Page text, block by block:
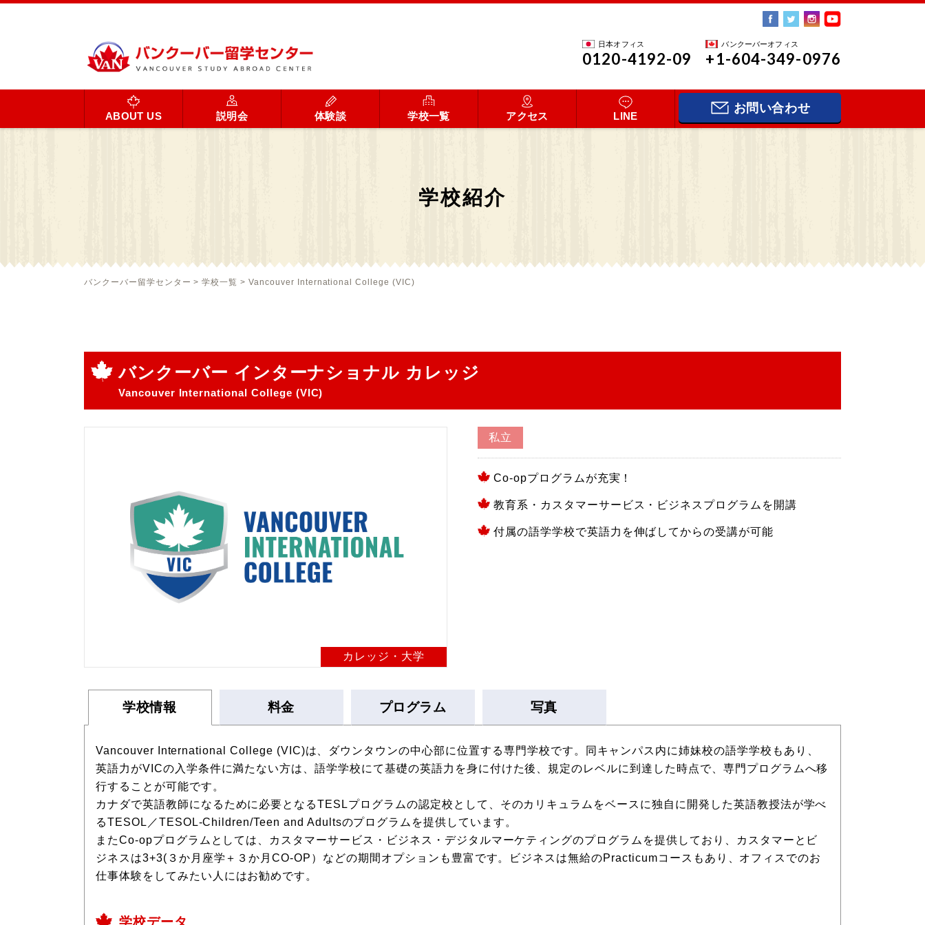
日本オフィス
0120-4192-09
バンクーバーオフィス
+1-604-349-0976
ABOUT US 説明会 体験談 学校一覧 アクセス LINE
お問い合わせ
学校紹介
バンクーバー留学センター >学校一覧 >Vancouver International College (VIC)
バンクーバー インターナショナル カレッジ
Vancouver International College (VIC)
カレッジ・大学
私立
Co-opプログラムが充実！
教育系・カスタマーサービス・ビジネスプログラムを開講
付属の語学学校で英語力を伸ばしてからの受講が可能
学校情報 料金 プログラム 写真
Vancouver International College (VIC)は、ダウンタウンの中心部に位置する専門学校です。同キャンパス内に姉妹校の語学学校もあり、
英語力がVICの入学条件に満たない方は、語学学校にて基礎の英語力を身に付けた後、規定のレベルに到達した時点で、専門プログラムへ移
行することが可能です。
カナダで英語教師になるために必要となるTESLプログラムの認定校として、そのカリキュラムをベースに独自に開発した英語教授法が学べ
るTESOL／TESOL-Children/Teen and Adultsのプログラムを提供しています。
またCo-opプログラムとしては、カスタマーサービス・ビジネス・デジタルマーケティングのプログラムを提供しており、カスタマーとビ
ジネスは3+3(３か月座学＋３か月CO-OP）などの期間オプションも豊富です。ビジネスは無給のPracticumコースもあり、オフィスでのお
仕事体験をしてみたい人にはお勧めです。
学校データ